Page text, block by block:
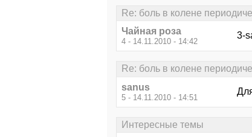
Re: боль в колене
Чайная роза
4 - 14.11.2010 - 14:42
3-
Re: боль в колене
sanus
5 - 14.11.2010 - 14:51
Интересные темы